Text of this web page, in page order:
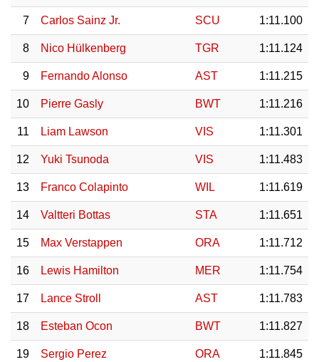
7 Carlos Sainz Jr. SCU 1:11.100
8 Nico Hülkenberg TGR 1:11.124
9 Fernando Alonso AST 1:11.215
10 Pierre Gasly BWT 1:11.216
11 Liam Lawson VIS 1:11.301
12 Yuki Tsunoda VIS 1:11.483
13 Franco Colapinto WIL 1:11.619
14 Valtteri Bottas STA 1:11.651
15 Max Verstappen ORA 1:11.712
16 Lewis Hamilton MER 1:11.754
17 Lance Stroll AST 1:11.783
18 Esteban Ocon BWT 1:11.827
19 Sergio Perez ORA 1:11.845